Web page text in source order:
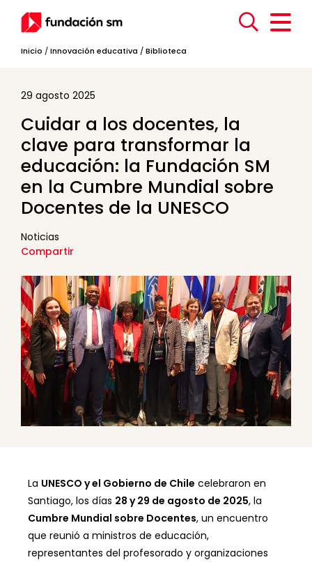
Inicio /Innovación educativa /Biblioteca
29 agosto 2025
Cuidar a los docentes, la
clave para transformar la
educación: la Fundación SM
en la Cumbre Mundial sobre
Docentes de la UNESCO
Noticias
Compartir
La UNESCO y el Gobierno de Chile celebraron en
Santiago, los días 28 y 29 de agosto de 2025, la
Cumbre Mundial sobre Docentes, un encuentro
que reunió a ministros de educación,
representantes del profesorado y organizaciones